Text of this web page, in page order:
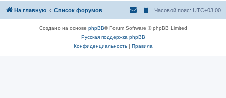
На главную Список форумов Часовой пояс: UTC+03:00
Создано на основе phpBB® Forum Software © phpBB Limited
Русская поддержка phpBB
Конфиденциальность| Правила